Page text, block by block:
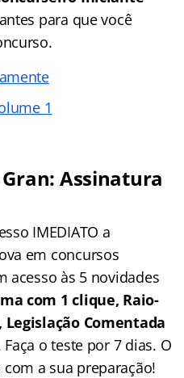
para que você
1
Assinatura
IMEDIATO a
em concursos
acesso às 5 novidades
com 1 clique, Raio-
Legislação Comentada
Faça o teste por 7 dias. O
a sua preparação!